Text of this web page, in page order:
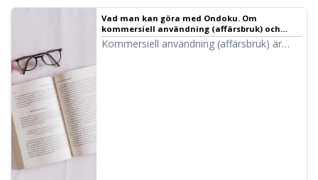
Vad man kan göra med Ondoku. Om
kommersiell användning (affärsbruk) och
förbjudna handlingar.
Kommersiell användning (affärsbruk) är